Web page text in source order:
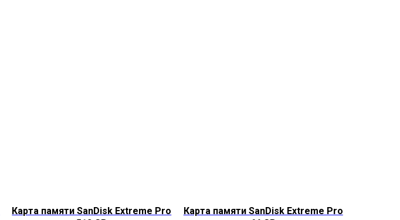
Карта памяти SanDisk Extreme Pro
Карта памяти SanDisk Extreme Pro